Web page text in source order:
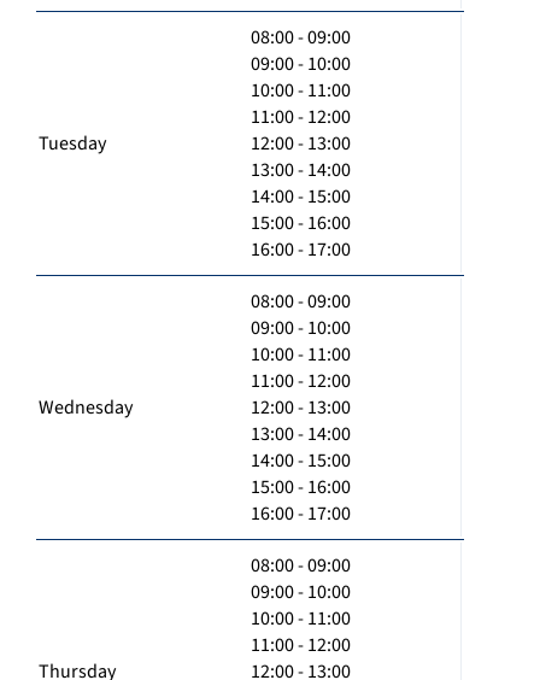
Tuesday
08:00 - 09:00
09:00 - 10:00
10:00 - 11:00
11:00 - 12:00
12:00 - 13:00
13:00 - 14:00
14:00 - 15:00
15:00 - 16:00
16:00 - 17:00
Wednesday
08:00 - 09:00
09:00 - 10:00
10:00 - 11:00
11:00 - 12:00
12:00 - 13:00
13:00 - 14:00
14:00 - 15:00
15:00 - 16:00
16:00 - 17:00
Thursday
08:00 - 09:00
09:00 - 10:00
10:00 - 11:00
11:00 - 12:00
12:00 - 13:00